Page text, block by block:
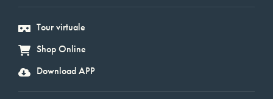
Tour virtuale
Shop Online
Download APP